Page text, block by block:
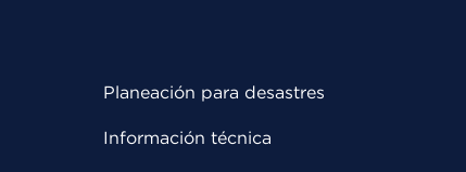
Planeación para desastres
Información técnica